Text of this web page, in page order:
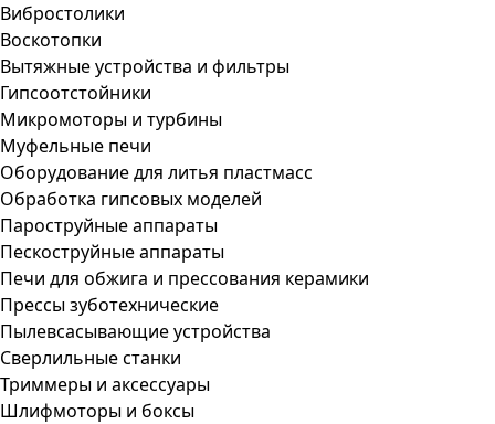
Вибростолики
Воскотопки
Вытяжные устройства и фильтры
Гипсоотстойники
Микромоторы и турбины
Муфельные печи
Оборудование для литья пластмасс
Обработка гипсовых моделей
Пароструйные аппараты
Пескоструйные аппараты
Печи для обжига и прессования керамики
Прессы зуботехнические
Пылевсасывающие устройства
Сверлильные станки
Триммеры и аксессуары
Шлифмоторы и боксы